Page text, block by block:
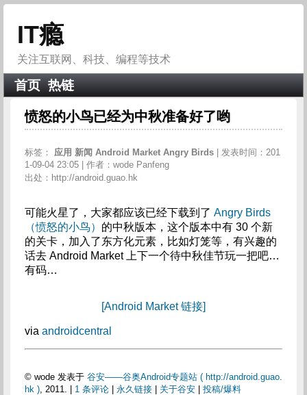
IT瘾
关注互联网、科技、编程等技术
首页 热链
愤怒的小鸟已经为中秋准备好了哟
标签： 应用 新闻 Android Market Angry Birds
| 发表时间：201
1-09-04 23:05 | 作者：wode Panfeng
出处：http://android.guao.hk
可能火星了，大家都应该已经下载到了 Angry Birds
（愤怒的小鸟） 的中秋版本，这个版本中有 30 个新
的关卡，加入了东方化元素，比如灯笼等，有兴趣的
话去 Android Market 上下一个待中秋佳节玩一把吧…
有码…
[Android Market 链接]
via androidcentral
© wode 发表于 谷安——谷奥Android专题站 ( http://android.guao.
hk ), 2011. | 1 条评论| 永久链接| 关于谷安| 投稿/爆料